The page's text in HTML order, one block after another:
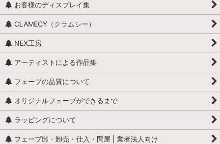
お客様のディスプレイ集
CLAMECY（クラムシー）
NEX工房
アーティストによる作品集
フェーブの品質について
オリジナルフェーブができるまで
ラッピングについて
フェーブ卸・卸売・仕入・問屋 | 業者法人向け